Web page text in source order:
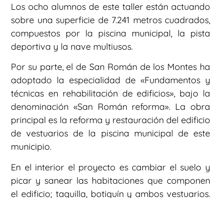
Los ocho alumnos de este taller están actuando
sobre una superficie de 7.241 metros cuadrados,
compuestos por la piscina municipal, la pista
deportiva y la nave multiusos.
Por su parte, el de San Román de los Montes ha
adoptado la especialidad de «Fundamentos y
técnicas en rehabilitación de edificios», bajo la
denominación «San Román reforma». La obra
principal es la reforma y restauración del edificio
de vestuarios de la piscina municipal de este
municipio.
En el interior el proyecto es cambiar el suelo y
picar y sanear las habitaciones que componen
el edificio; taquilla, botiquín y ambos vestuarios.